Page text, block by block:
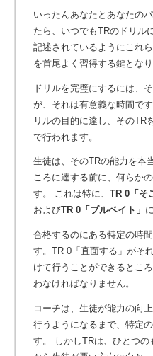
いったんあなたとあなたの
たら、いつでもTRのドリル
記述されているようにこれ
を首尾よく習得する鍵となり
ドリルを完璧にするには、
が、それは有意義な時間で
リルの目的に達し、そのTR
で行われます。
生徒は、そのTRの能力を本
ころに達する前に、何らか
す。 これは特に、 TR 0「そ
およびTR 0「ブルベイト」
合格するのにある特定の時
す。TR 0「直面する」がそ
けて行うことができるとこ
わなければなりません。
コーチは、生徒が能力の向
行うようになるまで、特定
す。 しかしTRは、ひとつ